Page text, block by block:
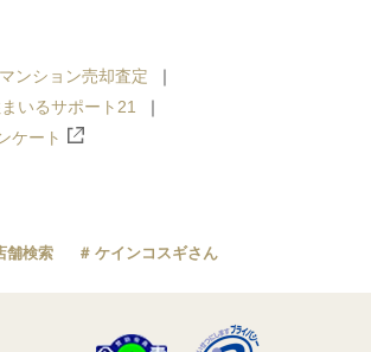
ンション売却査定
いるサポート21
ケート
舗検索 ケインコスギさん